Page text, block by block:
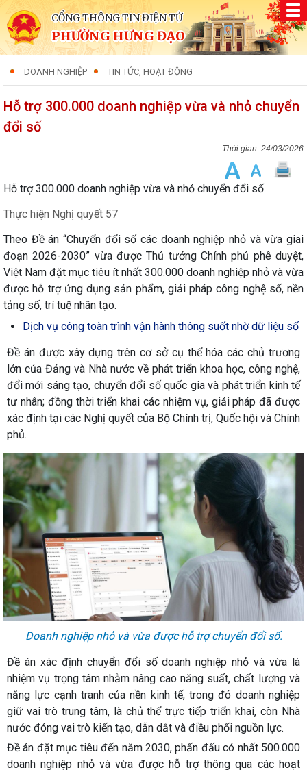
CỔNG THÔNG TIN ĐIỆN TỬ
PHƯỜNG HƯNG ĐẠO
DOANH NGHIỆP TIN TỨC, HOẠT ĐỘNG
Hỗ trợ 300.000 doanh nghiệp vừa và nhỏ chuyển
đổi số
24/03/2026
Hỗ trợ 300.000 doanh nghiệp vừa và nhỏ chuyển đổi số
Thực hiện Nghị quyết 57
Theo Đề án “Chuyển đổi số các doanh nghiệp nhỏ và vừa giai
đoạn 2026-2030” vừa được Thủ tướng Chính phủ phê duyệt,
Việt Nam đặt mục tiêu ít nhất 300.000 doanh nghiệp nhỏ và vừa
được hỗ trợ ứng dụng sản phẩm, giải pháp công nghệ số, nền
tảng số, trí tuệ nhân tạo.
Dịch vụ công toàn trình vận hành thông suốt nhờ dữ liệu số
Đề án được xây dựng trên cơ sở cụ thể hóa các chủ trương
lớn của Đảng và Nhà nước về phát triển khoa học, công nghệ,
đổi mới sáng tạo, chuyển đổi số quốc gia và phát triển kinh tế
tư nhân; đồng thời triển khai các nhiệm vụ, giải pháp đã được
xác định tại các Nghị quyết của Bộ Chính trị, Quốc hội và Chính
phủ.
Doanh nghiệp nhỏ và vừa được hỗ trợ chuyển đổi số.
Đề án xác định chuyển đổi số doanh nghiệp nhỏ và vừa là
nhiệm vụ trọng tâm nhằm nâng cao năng suất, chất lượng và
năng lực cạnh tranh của nền kinh tế, trong đó doanh nghiệp
giữ vai trò trung tâm, là chủ thể trực tiếp triển khai, còn Nhà
nước đóng vai trò kiến tạo, dẫn dắt và điều phối nguồn lực.
Đề án đặt mục tiêu đến năm 2030, phấn đấu có nhất 500.000
doanh nghiệp nhỏ và vừa được hỗ trợ thông qua các hoạt